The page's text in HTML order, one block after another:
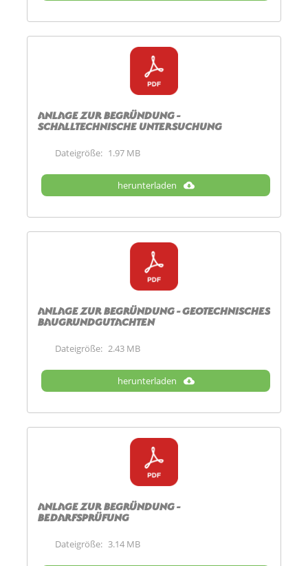
Anlage zur Begründung -
Schalltechnische Untersuchung
Dateigröße: 1.97 MB
herunterladen
Anlage zur Begründung - Geotechnisches
Baugrundgutachten
Dateigröße: 2.43 MB
herunterladen
Anlage zur Begründung -
Bedarfsprüfung
Dateigröße: 3.14 MB